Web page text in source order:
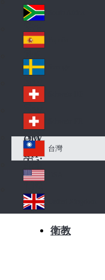
va
kia
So
uth
Af
ric
a
Sp
ain
Sw
ed
en
Sw
itz
erl
an
d
Sw
itz
erl
an
d
Tai
wa
n
台灣
A
Un
衛教